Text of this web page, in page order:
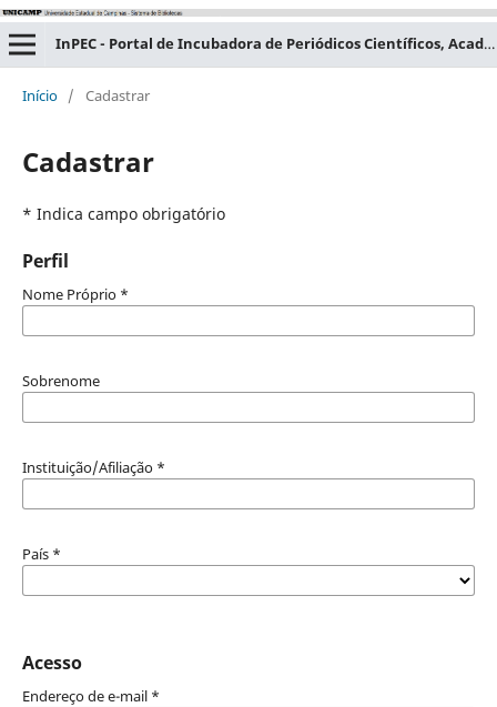
InPEC - Portal de Incubadora de Periódicos Científicos, Acadêmicos e Educacionais
Início / Cadastrar
Cadastrar
* Indica campo obrigatório
Perfil
Nome Próprio *
Sobrenome
Instituição/Afiliação *
País *
Acesso
Endereço de e-mail *